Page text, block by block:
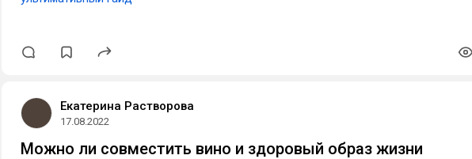
Екатерина Растворова
17.08.2022
Можно ли совместить вино и здоровый образ жизни